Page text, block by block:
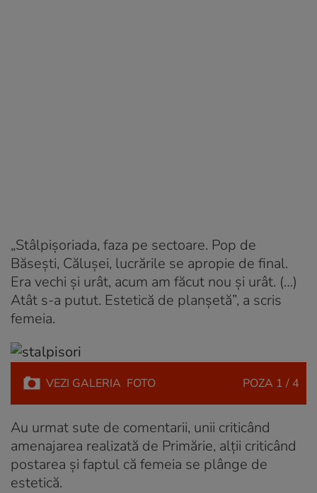
„Stâlpișoriada, faza pe sectoare. Pop de
Băsești, Călușei, lucrările se apropie de final.
Era vechi și urât, acum am făcut nou și urât. (…)
Atât s-a putut. Estetică de planșetă”, a scris
femeia.
VEZI GALERIA FOTO POZA 1 / 4
Au urmat sute de comentarii, unii criticând
amenajarea realizată de Primărie, alții criticând
postarea și faptul că femeia se plânge de
estetică.